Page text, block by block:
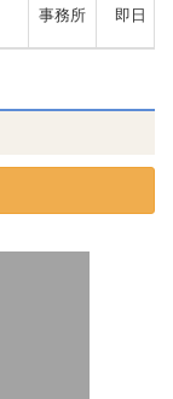
事務所 即日